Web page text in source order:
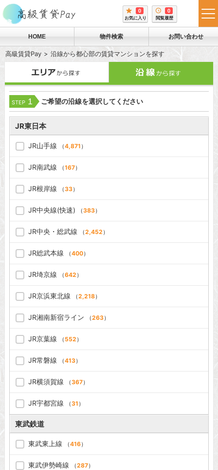
0
お気に入り
0
閲覧履歴
HOME 物件検索 お問い合わせ
高級賃貸Pay 沿線から都心部の賃貸マンションを探す
STEP 1 ご希望の沿線を選択してください
JR東日本
JR山手線 （4,871 ）
JR南武線 （167）
JR根岸線 （33）
JR中央線(快速) （383）
JR中央・総武線 （2,452 ）
JR総武本線 （400）
JR埼京線 （642 ）
JR京浜東北線 （2,218）
JR湘南新宿ライン （263）
JR京葉線 （ 552 ）
JR常磐線 （413）
JR横須賀線 （367）
JR宇都宮線 （31 ）
東武鉄道
東武東上線 （416）
東武伊勢崎線 （287）